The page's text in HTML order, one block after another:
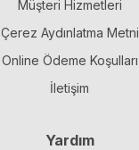
Müşteri Hizmetleri
Çerez Aydınlatma Metni
Online Ödeme Koşulları
İletişim
Yardım